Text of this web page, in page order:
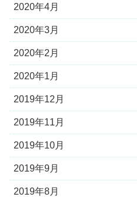
2020年4月
2020年3月
2020年2月
2020年1月
2019年12月
2019年11月
2019年10月
2019年9月
2019年8月